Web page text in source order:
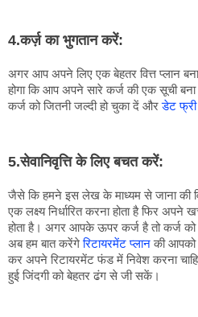
4.कर्ज़ का भुगतान करें:
अगर आप अपने लिए एक बेहतर वित्त प्लान
होगा कि आप अपने सारे कर्ज की एक सूची
कर्ज को जितनी जल्दी हो चुका दें और डेट फ्री
5.सेवानिवृत्ति के लिए बचत करें:
जैसे कि हमने इस लेख के माध्यम से जाना की
एक लक्ष्य निर्धारित करना होता है फिर
होता है। अगर आपके ऊपर कर्ज है तो कर्ज को
अब हम बात करेंगे रिटायरमेंट प्लान की आपको
कर अपने रिटायरमेंट फंड में निवेश करना
हुई जिंदगी को बेहतर ढंग से जी सकें।